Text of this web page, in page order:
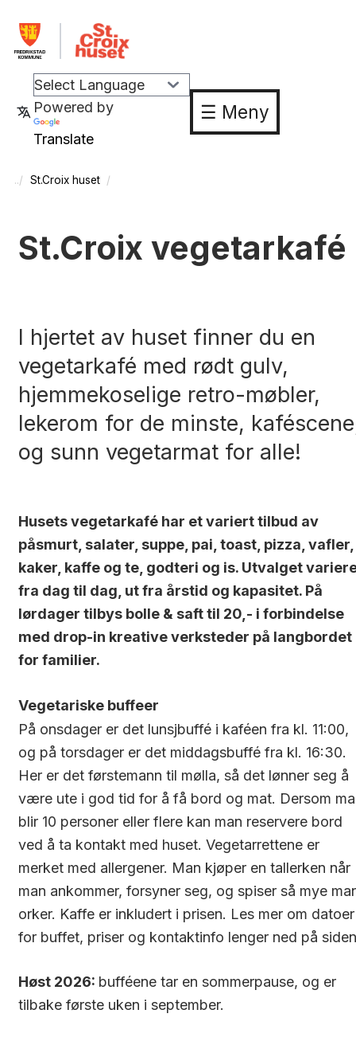
Powered by
Translate
☰ Meny
St.Croix huset
St.Croix vegetarkafé
I hjertet av huset finner du en
vegetarkafé med rødt gulv,
hjemmekoselige retro-møbler,
lekerom for de minste,
og sunn vegetarmat for alle!
Husets vegetarkafé har et variert tilbud av
påsmurt, salater, suppe, pai, toast, pizza, vafler,
kaker, kaffe og te, godteri og is. Utvalget
fra dag til dag, ut fra årstid og kapasitet. På
lørdager tilbys bolle & saft til 20,- i forbindelse
med drop-in kreative verksteder på langbordet
for familier.
Vegetariske buffeer
På onsdager er det lunsjbuffé i kaféen fra kl. 11:00,
og på torsdager er det middagsbuffé fra kl. 16:30.
Her er det førstemann til mølla, så det lønner seg å
være ute i god tid for å få bord og mat. Dersom
blir 10 personer eller flere kan man reservere bord
ved å ta kontakt med huset. Vegetarrettene er
merket med allergener. Man kjøper en tallerken når
man ankommer, forsyner seg, og spiser så mye
orker. Kaffe er inkludert i prisen. Les mer om datoer
for buffet, priser og kontaktinfo lenger ned på
Høst 2026: bufféene tar en sommerpause, og er
tilbake første uken i september.